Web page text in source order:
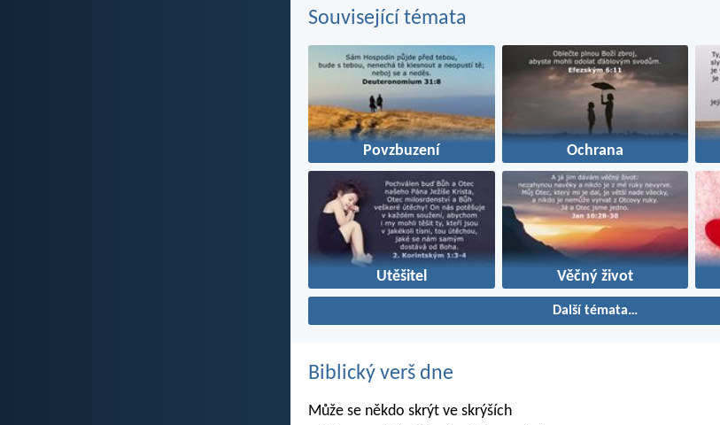
Související témata
Povzbuzení Ochrana
Utěšitel Věčný život
Další témata…
Biblický verš dne
Může se někdo skrýt ve skrýších